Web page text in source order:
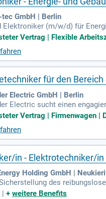
tec GmbH | Berlin
Elektroniker (m/w/d) für
erneuerbare Energien. Ihre
sicheren, unbefristeten
Sie von individuellen
Vertrag | Flexible
für den
Electric GmbH | Berlin
Electric sucht einen
innovativen Teams
(40 Std./Woche) mit 30
Einsätzen auch im
Teil unserer Mission für
Vertrag | Firmenwagen |
in - Elektrotechniker/
Holding GmbH |
des
mit Führerschein, der
|+weitere Benefits